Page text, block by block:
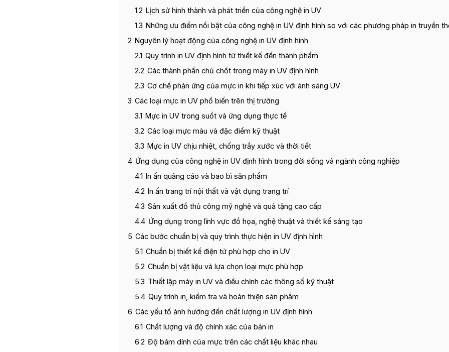
1.2 Lịch sử hình thành và phát triển của công nghệ in UV
1.3 Những ưu điểm nổi bật của công nghệ in UV định hình so với các phương pháp in truyền
2 Nguyên lý hoạt động của công nghệ in UV định hình
2.1 Quy trình in UV định hình từ thiết kế đến thành phẩm
2.2 Các thành phần chủ chốt trong máy in UV định hình
2.3 Cơ chế phản ứng của mực in khi tiếp xúc với ánh sáng UV
3 Các loại mực in UV phổ biến trên thị trường
3.1 Mực in UV trong suốt và ứng dụng thực tế
3.2 Các loại mực màu và đặc điểm kỹ thuật
3.3 Mực in UV chịu nhiệt, chống trầy xước và thời tiết
4 Ứng dụng của công nghệ in UV định hình trong đời sống và ngành công nghiệp
4.1 In ấn quảng cáo và bao bì sản phẩm
4.2 In ấn trang trí nội thất và vật dụng trang trí
4.3 Sản xuất đồ thủ công mỹ nghệ và quà tặng cao cấp
4.4 Ứng dụng trong lĩnh vực đồ họa, nghệ thuật và thiết kế sáng tạo
5 Các bước chuẩn bị và quy trình thực hiện in UV định hình
5.1 Chuẩn bị thiết kế điện tử phù hợp cho in UV
5.2 Chuẩn bị vật liệu và lựa chọn loại mực phù hợp
5.3 Thiết lập máy in UV và điều chỉnh các thông số kỹ thuật
5.4 Quy trình in, kiểm tra và hoàn thiện sản phẩm
6 Các yếu tố ảnh hưởng đến chất lượng in UV định hình
6.1 Chất lượng và độ chính xác của bản in
6.2 Độ bám dính của mực trên các chất liệu khác nhau